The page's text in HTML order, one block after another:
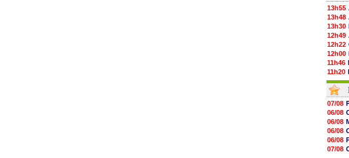
13h55
13h48
13h30
12h49
12h22
12h00
11h46
11h20
10h49
10h32
10h10
09h49
09h35
09h08
08h54
08h32
07/08
07/08
06/08
06/08
06/08
06/08
07/08